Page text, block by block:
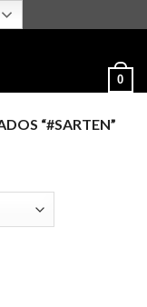
0
“#SARTEN”